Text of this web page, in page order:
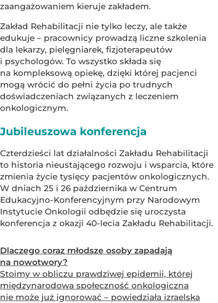
zaangażowaniem kieruje zakładem.
Zakład Rehabilitacji nie tylko leczy, ale także
edukuje – pracownicy prowadzą liczne szkolenia
dla lekarzy, pielęgniarek, fizjoterapeutów
i psychologów. To wszystko składa się
na kompleksową opiekę, dzięki której pacjenci
mogą wrócić do pełni życia po trudnych
doświadczeniach związanych z leczeniem
onkologicznym.
Jubileuszowa konferencja
Czterdzieści lat działalności Zakładu Rehabilitacji
to historia nieustającego rozwoju i wsparcia, które
zmienia życie tysięcy pacjentów onkologicznych.
W dniach 25 i 26 października w Centrum
Edukacyjno-Konferencyjnym przy Narodowym
Instytucie Onkologii odbędzie się uroczysta
konferencja z okazji 40-lecia Zakładu Rehabilitacji.
Dlaczego coraz młodsze osoby zapadają
na nowotwory?
Stoimy w obliczu prawdziwej epidemii, której
międzynarodowa społeczność onkologiczna
nie może już ignorować – powiedziała izraelska